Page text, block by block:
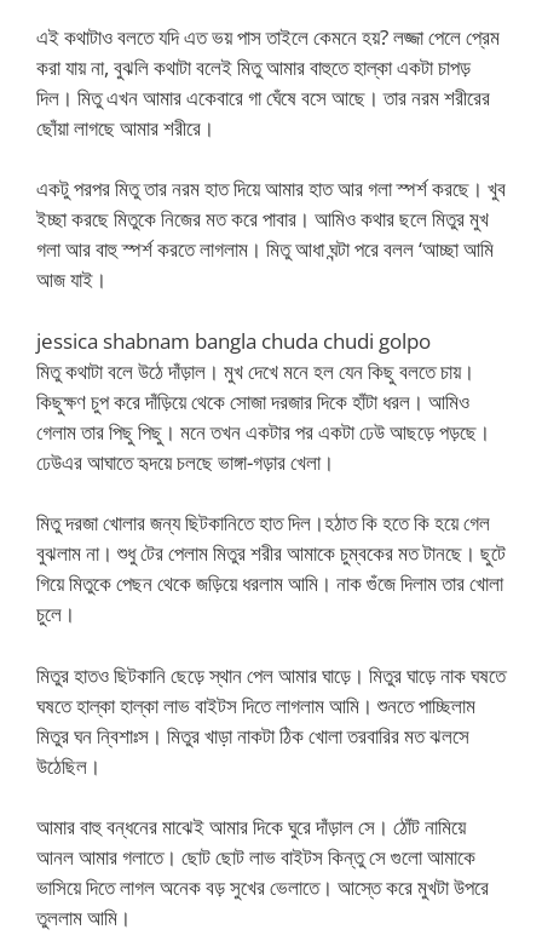
এই কথাটাও বলতে যদি এত ভয় পাস তাইলে কেমনে হয়? লজ্জা পেলে প্রেম
করা যায় না, বুঝলি কথাটা বলেই মিতু আমার বাহুতে হাল্কা একটা চাপড়
দিল। মিতু এখন আমার একেবারে গা ঘেঁষে বসে আছে। তার নরম শরীরের
ছোঁয়া লাগছে আমার শরীরে।
একটু পরপর মিতু তার নরম হাত দিয়ে আমার হাত আর গলা স্পর্শ করছে। খুব
ইচ্ছা করছে মিতুকে নিজের মত করে পাবার। আমিও কথার ছলে মিতুর মুখ
গলা আর বাহু স্পর্শ করতে লাগলাম। মিতু আধা ঘন্টা পরে বলল ‘আচ্ছা আমি
আজ যাই।
jessica shabnam bangla chuda chudi golpo
মিতু কথাটা বলে উঠে দাঁড়াল। মুখ দেখে মনে হল যেন কিছু বলতে চায়।
কিছুক্ষণ চুপ করে দাঁড়িয়ে থেকে সোজা দরজার দিকে হাঁটা ধরল। আমিও
গেলাম তার পিছু পিছু। মনে তখন একটার পর একটা ঢেউ আছড়ে পড়ছে।
ঢেউএর আঘাতে হৃদয়ে চলছে ভাঙ্গা-গড়ার খেলা।
মিতু দরজা খোলার জন্য ছিটকানিতে হাত দিল।হঠাত কি হতে কি হয়ে গেল
বুঝলাম না। শুধু টের পেলাম মিতুর শরীর আমাকে চুম্বকের মত টানছে। ছুটে
গিয়ে মিতুকে পেছন থেকে জড়িয়ে ধরলাম আমি। নাক গুঁজে দিলাম তার খোলা
চুলে।
মিতুর হাতও ছিটকানি ছেড়ে স্থান পেল আমার ঘাড়ে। মিতুর ঘাড়ে নাক ঘষতে
ঘষতে হাল্কা হাল্কা লাভ বাইটস দিতে লাগলাম আমি। শুনতে পাচ্ছিলাম
মিতুর ঘন ন্বিশাঃস। মিতুর খাড়া নাকটা ঠিক খোলা তরবারির মত ঝলসে
উঠেছিল।
আমার বাহু বন্ধনের মাঝেই আমার দিকে ঘুরে দাঁড়াল সে। ঠোঁট নামিয়ে
আনল আমার গলাতে। ছোট ছোট লাভ বাইটস কিন্তু সে গুলো আমাকে
ভাসিয়ে দিতে লাগল অনেক বড় সুখের ভেলাতে। আস্তে করে মুখটা উপরে
তুললাম আমি।